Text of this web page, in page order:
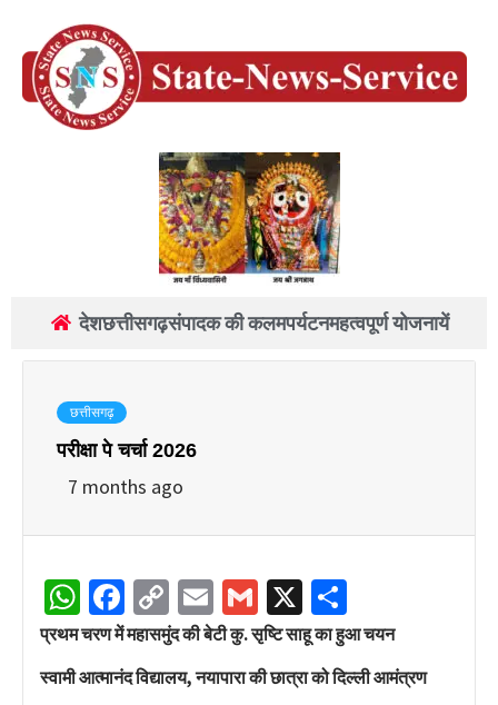
देशछत्तीसगढ़संपादक की कलमपर्यटनमहत्वपूर्ण योजनायें
छत्तीसगढ़
परीक्षा पे चर्चा 2026
7 months ago
WhatsApp
Facebook
Copy
Link
EmailGmail
X
प्रथम चरण में महासमुंद की बेटी कु. सृष्टि साहू का हुआ चयन
स्वामी आत्मानंद विद्यालय,नयापारा की छात्रा को दिल्ली आमंत्रण